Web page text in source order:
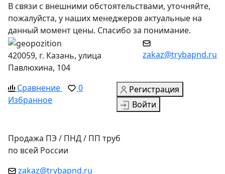
В связи с внешними обстоятельствами, уточняйте,
пожалуйста, у наших менеджеров актуальные на
данный момент цены. Спасибо за понимание.
420059, г. Казань, улица
Павлюхина, 104
zakaz@trybapnd.ru
Сравнение
0
Избранное
Регистрация
Войти
Продажа ПЭ / ПНД / ПП труб
по всей России
zakaz@trybapnd.ru